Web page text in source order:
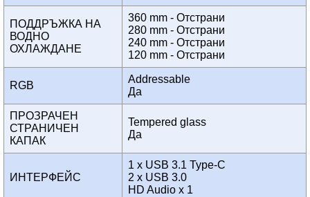
ПОДДРЪЖКА НА
ВОДНО
ОХЛАЖДАНЕ
360 mm - Отстрани
280 mm - Отстрани
240 mm - Отстрани
120 mm - Отстрани
RGB
Addressable
Да
ПРОЗРАЧЕН
СТРАНИЧЕН
КАПАК
Tempered glass
Да
ИНТЕРФЕЙС
1 x USB 3.1 Type-C
2 x USB 3.0
HD Audio x 1